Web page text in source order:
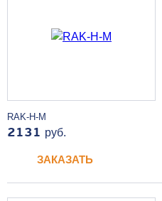
RAK-H-M
2131 руб.
ЗАКАЗАТЬ